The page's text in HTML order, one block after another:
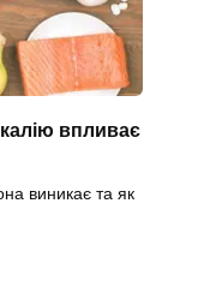
калію впливає
виникає та як